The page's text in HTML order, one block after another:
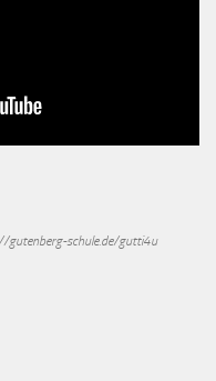
schule.de/gutti4u